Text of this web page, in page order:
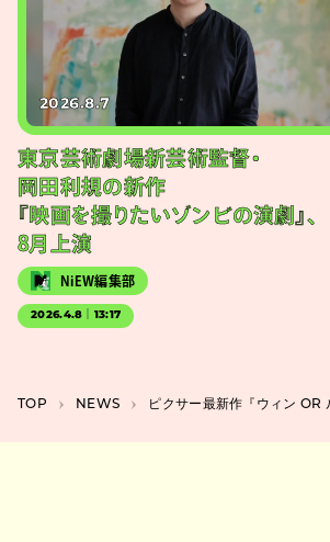
2026.8.7
東京芸術劇場新芸術監督・
岡田利規の新作
『映画を撮りたいゾンビの演劇』、
8月上演
NiEW編集部
2026.4.8｜13:17
TOP NEWS ピクサー最新作『ウィン OR ルーズ』キービジュアルと本予告解禁、監督からコメ